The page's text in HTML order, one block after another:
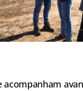
acompanham